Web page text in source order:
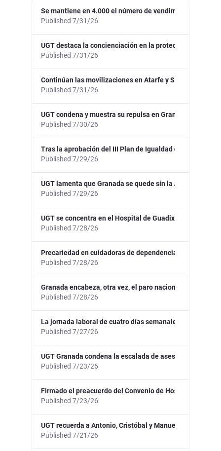
Se mantiene en 4.000 el número de vendimiadores
Published 7/31/26
UGT destaca la concienciación en la protección de los
Published 7/31/26
Continúan las movilizaciones en Atarfe y Santa Fe para
Published 7/31/26
UGT condena y muestra su repulsa en Granada por un
Published 7/30/26
Tras la aprobación del III Plan de Igualdad en el
Published 7/29/26
UGT lamenta que Granada se quede sin la Agencia
Published 7/29/26
UGT se concentra en el Hospital de Guadix tras la
Published 7/28/26
Precariedad en cuidadoras de dependencia
Published 7/28/26
Granada encabeza, otra vez, el paro nacional con una
Published 7/28/26
La jornada laboral de cuatro días semanales,
Published 7/27/26
UGT Granada condena la escalada de asesinatos
Published 7/23/26
Firmado el preacuerdo del Convenio de Hostelería de
Published 7/23/26
UGT recuerda a Antonio, Cristóbal y Manuel, asesinados
Published 7/21/26